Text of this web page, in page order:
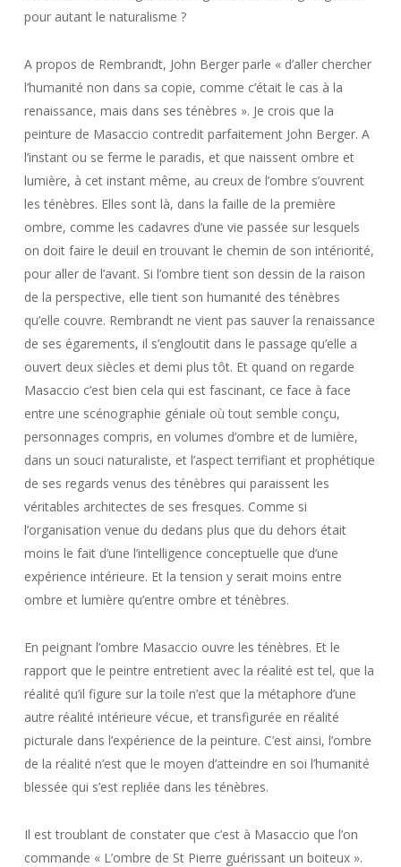
pour autant le naturalisme ?
A propos de Rembrandt, John Berger parle « d’aller chercher
l’humanité non dans sa copie, comme c’était le cas à la
renaissance, mais dans ses ténèbres ». Je crois que la
peinture de Masaccio contredit parfaitement John Berger. A
l’instant ou se ferme le paradis, et que naissent ombre et
lumière, à cet instant même, au creux de l’ombre s’ouvrent
les ténèbres. Elles sont là, dans la faille de la première
ombre, comme les cadavres d’une vie passée sur lesquels
on doit faire le deuil en trouvant le chemin de son intériorité,
pour aller de l’avant. Si l’ombre tient son dessin de la raison
de la perspective, elle tient son humanité des ténèbres
qu’elle couvre. Rembrandt ne vient pas sauver la renaissance
de ses égarements, il s’engloutit dans le passage qu’elle a
ouvert deux siècles et demi plus tôt. Et quand on regarde
Masaccio c’est bien cela qui est fascinant, ce face à face
entre une scénographie géniale où tout semble conçu,
personnages compris, en volumes d’ombre et de lumière,
dans un souci naturaliste, et l’aspect terrifiant et prophétique
de ses regards venus des ténèbres qui paraissent les
véritables architectes de ses fresques. Comme si
l’organisation venue du dedans plus que du dehors était
moins le fait d’une l’intelligence conceptuelle que d’une
expérience intérieure. Et la tension y serait moins entre
ombre et lumière qu’entre ombre et ténèbres.
En peignant l’ombre Masaccio ouvre les ténèbres. Et le
rapport que le peintre entretient avec la réalité est tel, que la
réalité qu’il figure sur la toile n’est que la métaphore d’une
autre réalité intérieure vécue, et transfigurée en réalité
picturale dans l’expérience de la peinture. C’est ainsi, l’ombre
de la réalité n’est que le moyen d’atteindre en soi l’humanité
blessée qui s’est repliée dans les ténèbres.
Il est troublant de constater que c’est à Masaccio que l’on
commande « L’ombre de St Pierre guérissant un boiteux ».